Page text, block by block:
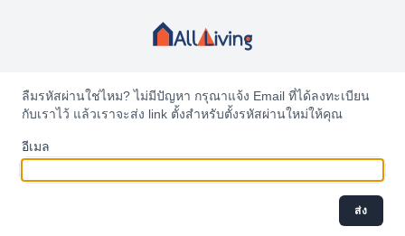
ลืมรหัสผ่านใช่ไหม? ไม่มีปัญหา กรุณาแจ้ง Email ที่ได้ลงทะเบียน
กับเราไว้ แล้วเราจะส่ง link ตั้งสำหรับตั้งรหัสผ่านใหม่ให้คุณ
อีเมล
ส่ง